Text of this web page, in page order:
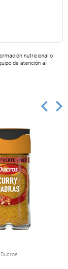
nutricional o
de atención al
Ducros